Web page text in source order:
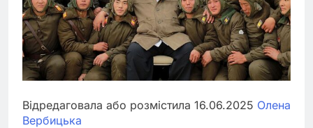
Відредаговала або розмістила 16.06.2025 Олена
Вербицька